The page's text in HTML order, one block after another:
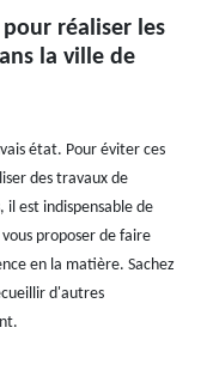
pour réaliser les
la ville de
état. Pour éviter ces
des travaux de
il est indispensable de
proposer de faire
en la matière. Sachez
d'autres